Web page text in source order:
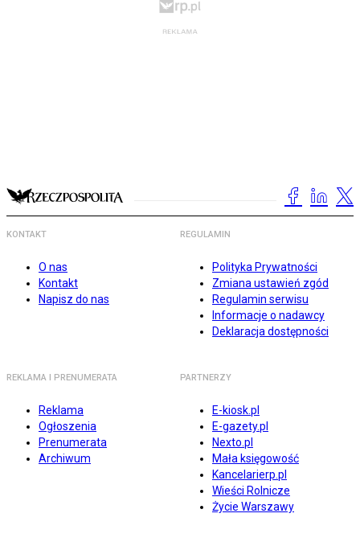
KONTAKT
O nas
Kontakt
Napisz do nas
REGULAMIN
Polityka Prywatności
Zmiana ustawień zgód
Regulamin serwisu
Informacje o nadawcy
Deklaracja dostępności
REKLAMA I PRENUMERATA
Reklama
Ogłoszenia
Prenumerata
Archiwum
PARTNERZY
E-kiosk.pl
E-gazety.pl
Nexto.pl
Mała księgowość
Kancelarierp.pl
Wieści Rolnicze
Życie Warszawy